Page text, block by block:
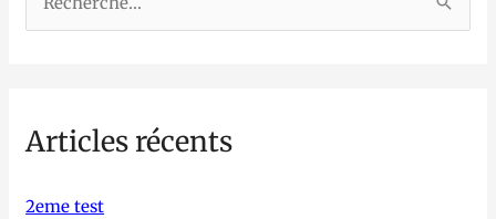
e
c
Articles récents
2eme test